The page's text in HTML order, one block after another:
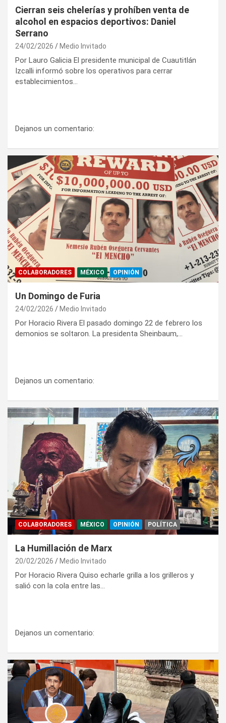
Cierran seis chelerías y prohíben venta de
alcohol en espacios deportivos: Daniel
Serrano
24/02/2026 Medio Invitado
Por Lauro Galicia El presidente municipal de Cuautitlán
Izcalli informó sobre los operativos para cerrar
establecimientos…
Dejanos un comentario:
COLABORADORES MÉXICO OPINIÓN
Un Domingo de Furia
24/02/2026 Medio Invitado
Por Horacio Rivera El pasado domingo 22 de febrero los
demonios se soltaron. La presidenta Sheinbaum,…
Dejanos un comentario:
COLABORADORES MÉXICO OPINIÓN POLÍTICA
La Humillación de Marx
20/02/2026 Medio Invitado
Por Horacio Rivera Quiso echarle grilla a los grilleros y
salió con la cola entre las…
Dejanos un comentario: